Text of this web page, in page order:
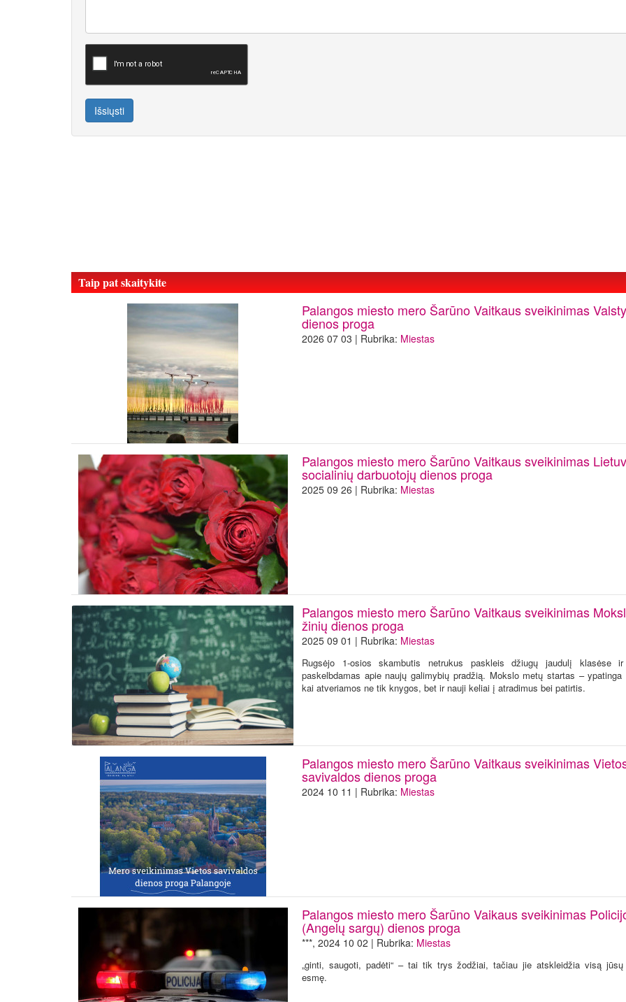
Išsiųsti
Taip pat skaitykite
Palangos miesto mero Šarūno Vaitkaus sveikinimas
dienos proga
2026 07 03 | Rubrika: Miestas
Palangos miesto mero Šarūno Vaitkaus sveikinimas
socialinių darbuotojų dienos proga
2025 09 26 | Rubrika: Miestas
Palangos miesto mero Šarūno Vaitkaus sveikinimas
žinių dienos proga
2025 09 01 | Rubrika: Miestas
Rugsėjo 1-osios skambutis netrukus paskleis džiugų jaudulį klasėse
paskelbdamas apie naujų galimybių pradžią. Mokslo metų startas – ypatinga
kai atveriamos ne tik knygos, bet ir nauji keliai į atradimus bei patirtis.
Palangos miesto mero Šarūno Vaitkaus sveikinimas
savivaldos dienos proga
2024 10 11 | Rubrika: Miestas
Palangos miesto mero Šarūno Vaikaus sveikinimas
(Angelų sargų) dienos proga
***, 2024 10 02 | Rubrika: Miestas
„ginti, saugoti, padėti“ – tai tik trys žodžiai, tačiau jie atskleidžia visą jūsų
esmę.